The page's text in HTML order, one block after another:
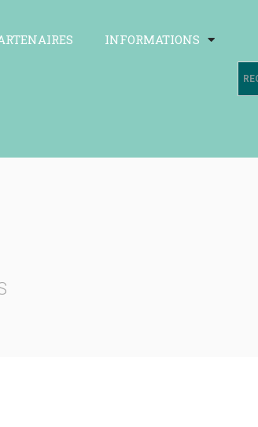
INFORMATIONS